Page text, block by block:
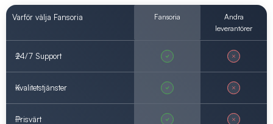
Varför välja Fansoria Fansoria
Andra
leverantörer
24/7 Support
Kvalitetstjänster
Prisvärt